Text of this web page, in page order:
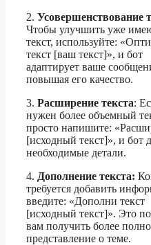
2. Усовершенствование
Чтобы улучшить уже
текст, используйте:
текст [ваш текст]», и бот
адаптирует ваше
повышая его качество.
3. Расширение текста:
нужен более объемный
просто напишите:
[исходный текст]», и бот
необходимые детали.
4. Дополнение текста:
требуется добавить
введите: «Дополни текст
[исходный текст]». Это
вам получить более
представление о теме.